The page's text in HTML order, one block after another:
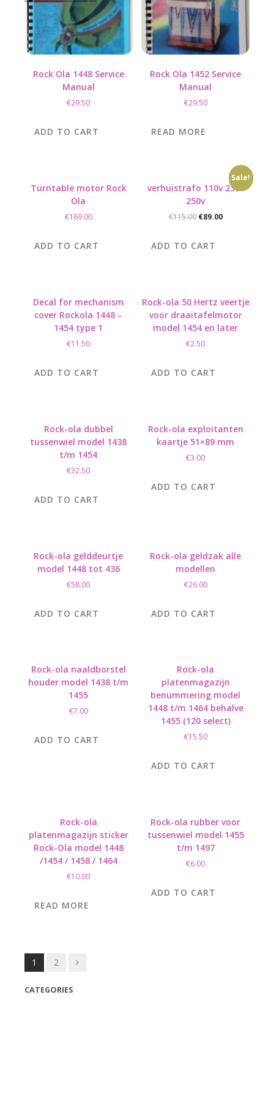
Rock Ola 1448 Service
Manual
€29.50
ADD TO CART
Rock Ola 1452 Service
Manual
€29.50
READ MORE
Turntable motor Rock
Ola
€169.00
ADD TO CART
Sale!
verhuistrafo 110v 230-
250v
€115.00 Original
€115.00.
€89.00Current
ADD TO CART
Decal for mechanism
cover Rockola 1448 –
1454 type 1
€11.50
ADD TO CART
Rock-ola 50 Hertz veertje
voor draaitafelmotor
model 1454 en later
€2.50
ADD TO CART
Rock-ola dubbel
tussenwiel model 1438
t/m 1454
€32.50
ADD TO CART
Rock-ola exploitanten
kaartje 51×89 mm
€3.00
ADD TO CART
Rock-ola gelddeurtje
model 1448 tot 436
€58.00
ADD TO CART
Rock-ola geldzak alle
modellen
€26.00
ADD TO CART
Rock-ola naaldborstel
houder model 1438 t/m
1455
€7.00
ADD TO CART
Rock-ola
platenmagazijn
benummering model
1448 t/m 1464 behalve
1455 (120 select)
€15.50
ADD TO CART
Rock-ola
platenmagazijn sticker
Rock-Ola model 1448
/1454 / 1458 / 1464
€10.00
READ MORE
Rock-ola rubber voor
tussenwiel model 1455
t/m 1497
€6.00
ADD TO CART
Posts
navigation
1 2
CATEGORIES